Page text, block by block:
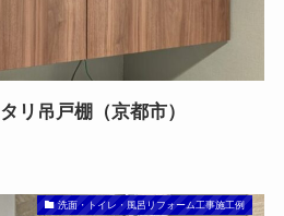
リ吊戸棚（京都市）
洗面・トイレ・風呂リフォーム工事施工例